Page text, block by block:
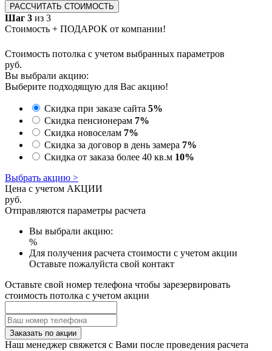
РАССЧИТАТЬ СТОИМОСТЬ
Шаг 3 из 3
Стоимость + ПОДАРОК от компании!
Стоимость потолка с учетом выбранных параметров
руб.
Вы выбрали акцию:
Выберите подходящую для Вас акцию!
Скидка при заказе сайта 5%
Скидка пенсионерам 7%
Скидка новоселам 7%
Скидка за договор в день замера 7%
Скидка от заказа более 40 кв.м 10%
Выбрать акцию >
Цена с учетом АКЦИИ
руб.
Отправляются параметры расчета
Вы выбрали акцию:
%
Для получения расчета стоимости с учетом акции
Оставьте пожалуйста свой контакт
Оставьте свой номер телефона чтобы зарезервировать
стоимость потолка с учетом акции
Заказать по акции
Наш менеджер свяжется с Вами после проведения расчета